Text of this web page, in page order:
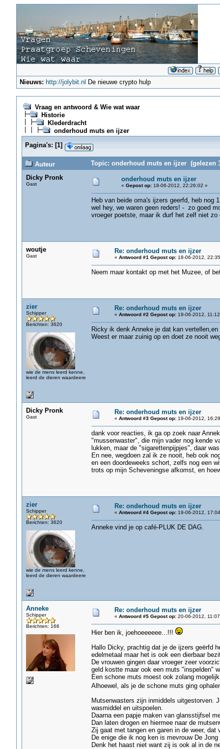
Nieuws: http://jolybit.nl De nieuwe crypto hulp
Vraag en antwoord & Wie wat waar
Historie
Klederdracht
onderhoud muts en ijzer
Pagina's: [1]
Auteur
Topic: onderhoud muts en ijzer (gelezen
Dicky Pronk
Gast
onderhoud muts en ijzer
« Gepost op:18-06-2012, 22:26:02 »
Heb van beide oma's ijzers geerfd, heb nog
wel hey, we waren geen reders! - zo goed
vroeger poetste, maar ik durf het zelf niet
woutje
Gast
Re: onderhoud muts en ijzer
« Antwoord #1 Gepost op:18-06-2012,
Neem maar kontakt op met het Muzee, of
zier
Schipper
Berichten: 3620
wie de mens leerd kenne,
leerd de dieren waardeere
Re: onderhoud muts en ijzer
« Antwoord #2 Gepost op:19-06-2012,
Ricky ik denk Anneke je dat kan
Weest er maar zuinig op en doet ze nooit
Dicky Pronk
Gast
Re: onderhoud muts en ijzer
« Antwoord #3 Gepost op:19-06-2012,
dank voor reacties, ik ga op zoek naar
"mussenwaster", die mijn vader nog kende
lukken, maar de "sigarettenpijpjes", daar
En nee, wegdoen zal ik ze nooit, heb ook
en een doordeweeks schort, zelfs nog een
trots op mijn Scheveningse afkomst, en
zier
Schipper
Berichten: 3620
wie de mens leerd kenne,
leerd de dieren waardeere
Re: onderhoud muts en ijzer
« Antwoord #4 Gepost op:19-06-2012,
Anneke vind je op café-PLUK DE DAG.
Anneke
Schipper
Berichten: 166
Re: onderhoud muts en ijzer
« Antwoord #5 Gepost op:20-06-2012,
Hier ben ik, joehoeeeeee...!!!
Hallo Dicky, prachtig dat je de ijzers geërfd
edelmetaal maar het is ook een dierbaar
De vrouwen gingen daar vroeger zeer
geld kostte maar ook een muts "inspelden"
Een schone muts moest ook zolang
Alhoewel, als je de schone muts ging
Mutsenwasters zijn inmiddels uitgestorven.
wasmiddel en uitspoelen.
Daarna een papje maken van glansstijfsel
Dan laten drogen en hiermee naar de
Zij gaat met tangen en garen in de weer, dat
De enige die ik nog ken is mevrouw De
Denk het haast niet want zij is ook al in de